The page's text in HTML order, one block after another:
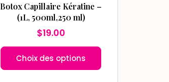
Botox Capillaire Kératine –
(1L, 500ml,250 ml)
$19.00
Choix des options
sur
la
page
du
produit